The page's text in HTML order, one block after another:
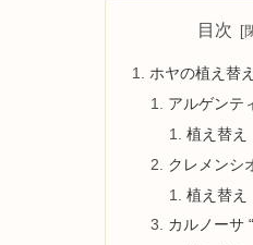
目次
ホヤの植え替
アルゲンテ
植え替え
クレメンシ
植え替え
カルノーサ